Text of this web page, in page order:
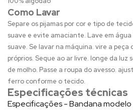
Como Lavar
Separe os pijamas por cor e tipo de
suave e evite amaciante. Lave em
suave. Se lavar na máquina. vire a peça
próprios. Seque ao ar livre. longe da
de molho. Passe a roupa do avesso.
ferro conforme o tecido.
Especificações técnicas
Especificações - Bandana